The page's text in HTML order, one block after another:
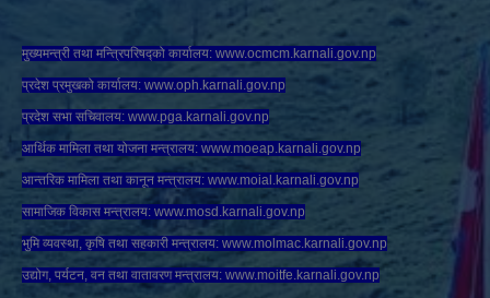
मुख्यमन्त्री तथा मन्त्रिपरिषद्को कार्यालय: www.ocmcm.karnali.gov.np
प्रदेश प्रमुखको कार्यालय: www.oph.karnali.gov.np
प्रदेश सभा सचिवालय: www.pga.karnali.gov.np
आर्थिक मामिला तथा योजना मन्त्रालय: www.moeap.karnali.gov.np
आन्तरिक मामिला तथा कानून मन्त्रालय: www.moial.karnali.gov.np
सामाजिक विकास मन्त्रालय: www.mosd.karnali.gov.np
भुमि व्यवस्था, कृषि तथा सहकारी मन्त्रालय: www.molmac.karnali.gov.np
उद्योग, पर्यटन, वन तथा वातावरण मन्त्रालय: www.moitfe.karnali.gov.np